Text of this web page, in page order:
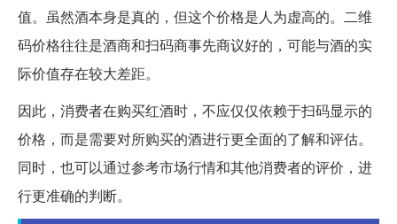
值。虽然酒本身是真的，但这个价格是人为虚高的。二维
码价格往往是酒商和扫码商事先商议好的，可能与酒的实
际价值存在较大差距。
因此，消费者在购买红酒时，不应仅仅依赖于扫码显示的
价格，而是需要对所购买的酒进行更全面的了解和评估。
同时，也可以通过参考市场行情和其他消费者的评价，进
行更准确的判断。